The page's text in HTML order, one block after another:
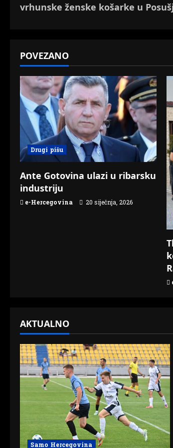
n
a
v
i
g
a
t
i
vrhunske ženske košarke u
POVEZANO
Drugi pišu
Ante Gotovina ulazi u ribarsku
industriju
e-Hercegovina
20 siječnja, 2026
AKTUALNO
Samo Hercegovina